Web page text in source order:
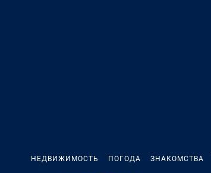
НЕДВИЖИМОСТЬ ПОГОДА ЗНАКОМСТВА